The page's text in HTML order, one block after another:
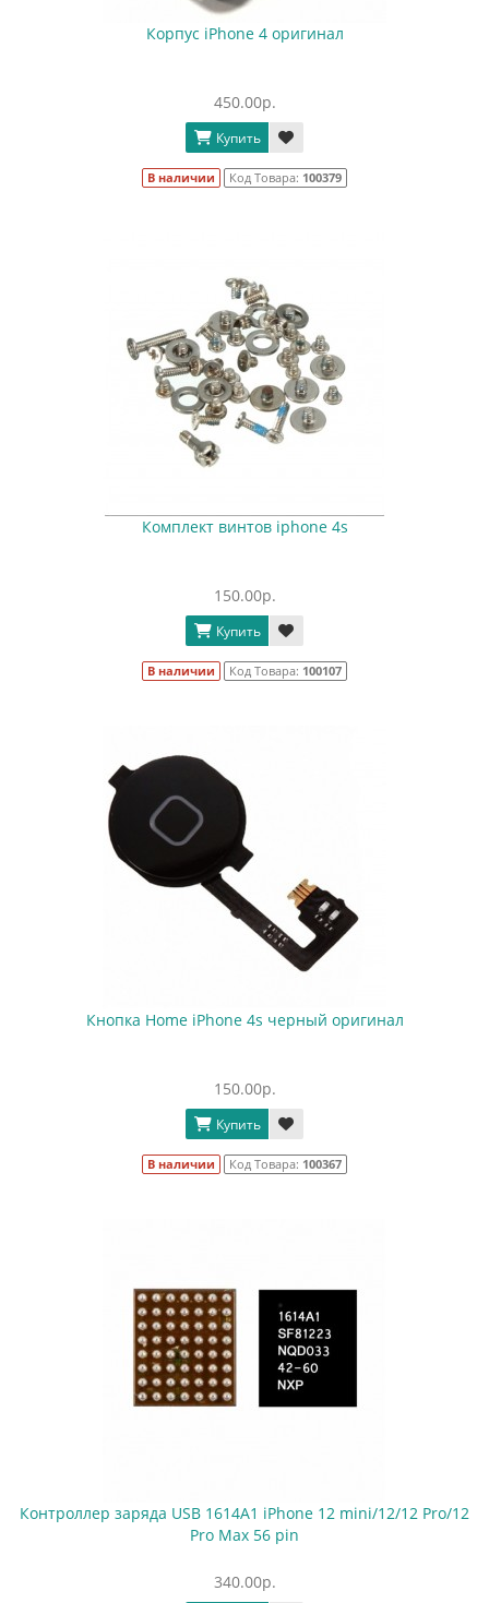
Корпус iPhone 4 оригинал
450.00р.
Купить
В наличии Код Товара: 100379
Комплект винтов iphone 4s
150.00р.
Купить
В наличии Код Товара: 100107
Кнопка Home iPhone 4s черный оригинал
150.00р.
Купить
В наличии Код Товара: 100367
Контроллер заряда USB 1614A1 iPhone 12 mini/12/12 Pro/12
Pro Max 56 pin
340.00р.